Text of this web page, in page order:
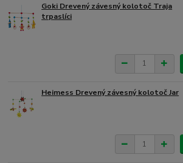
Goki Drevený závesný kolotoč Traja
trpaslíci
Heimess Drevený závesný kolotoč Jar